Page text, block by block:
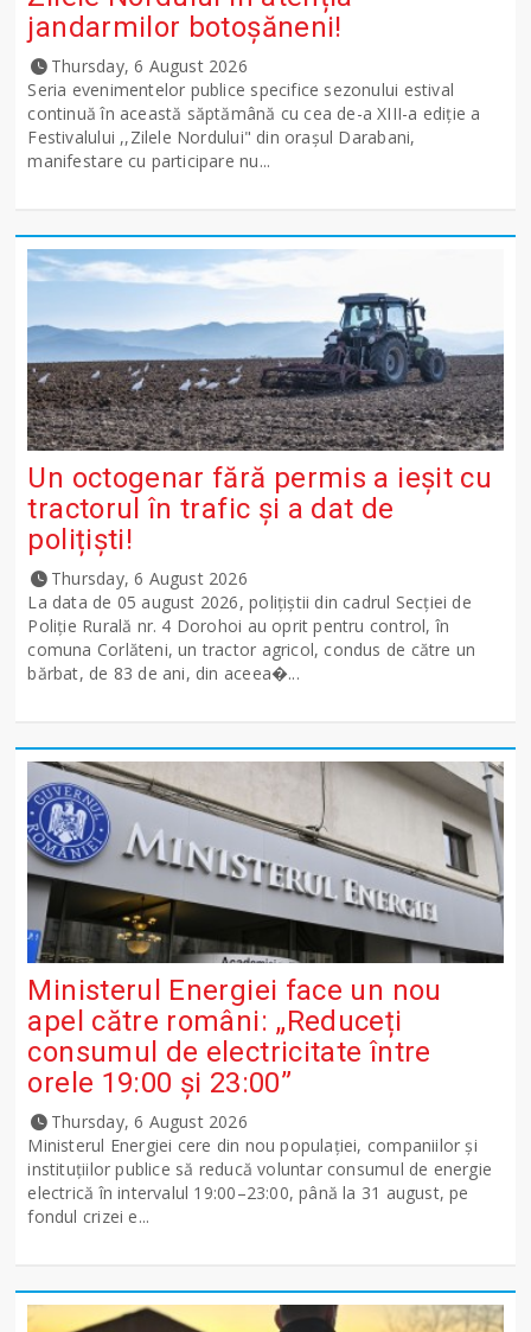
jandarmilor botoșăneni!
Thursday, 6 August 2026
Seria evenimentelor publice specifice sezonului estival
continuă în această săptămână cu cea de-a XIII-a ediție a
Festivalului ,,Zilele Nordului" din orașul Darabani,
manifestare cu participare nu...
Un octogenar fără permis a ieșit cu
tractorul în trafic și a dat de
polițiști!
Thursday, 6 August 2026
La data de 05 august 2026, polițiștii din cadrul Secției de
Poliție Rurală nr. 4 Dorohoi au oprit pentru control, în
comuna Corlăteni, un tractor agricol, condus de către un
bărbat, de 83 de ani, din aceea�...
Ministerul Energiei face un nou
apel către români: „Reduceți
consumul de electricitate între
orele 19:00 și 23:00”
Thursday, 6 August 2026
Ministerul Energiei cere din nou populației, companiilor și
instituțiilor publice să reducă voluntar consumul de energie
electrică în intervalul 19:00–23:00, până la 31 august, pe
fondul crizei e...